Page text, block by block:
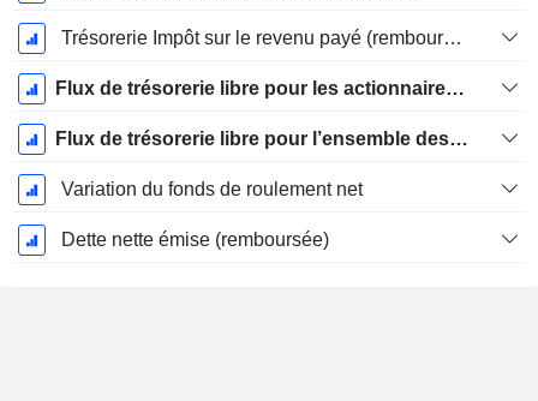
Trésorerie Impôt sur le revenu payé (remboursement)Impôt effectivement payé (remboursé) sur l’exercice
Flux de trésorerie libre pour les actionnaires FCFE
Flux de trésorerie libre pour l’ensemble des pourvoyeurs de fonds (créanciers et actionnaires) FCFF
Variation du fonds de roulement net
Dette nette émise (remboursée)